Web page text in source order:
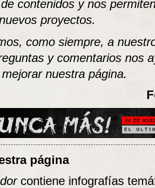
contenidos y nos
proyectos.
como siempre, a
y comentarios nos
nuestra página.
página
contiene infografías